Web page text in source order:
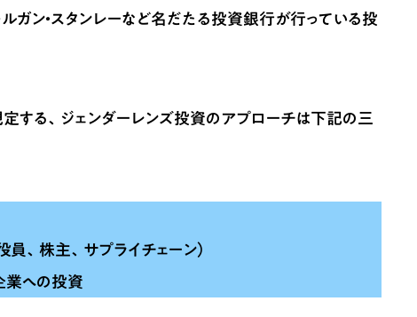
ガン・スタンレーなど名だたる投資銀行が行っている投
する、ジェンダーレンズ投資のアプローチは下記の三
、株主、サプライチェーン）
業への投資